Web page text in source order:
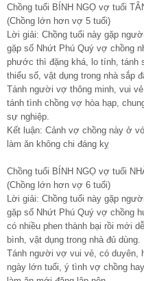
Chồng tuổi BÍNH NGỌ vợ tuổi
(Chồng lớn hơn vợ 5 tuổi)
Lời giải: Chồng tuổi này gặp
gặp số Nhứt Phú Quý vợ chồng
phước thì đặng khá, lo tính, tánh
thiểu số, vật dụng trong nhà sắp
Tánh người vợ thông minh, vui
tánh tình chồng vợ hòa hạp,
sự nghiệp.
Kết luận: Cảnh vợ chồng này ở
làm ăn không chi đáng kỵ
Chồng tuổi BÍNH NGỌ vợ tuổi
(Chồng lớn hơn vợ 6 tuổi)
Lời giải: Chồng tuổi này gặp
gặp số Nhứt Phú Quý vợ chồng
có nhiều phen thành bại rồi mới
bình, vật dụng trong nhà đủ dùng.
Tánh người vợ vui vẻ, có duyên,
ngày lớn tuổi, ý tình vợ chồng